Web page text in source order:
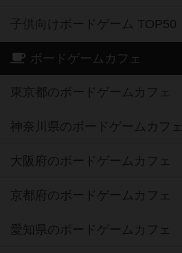
子供向けボードゲーム TOP50
ボードゲームカフェ
東京都のボードゲームカフェ
神奈川県のボードゲームカフェ
大阪府のボードゲームカフェ
京都府のボードゲームカフェ
愛知県のボードゲームカフェ